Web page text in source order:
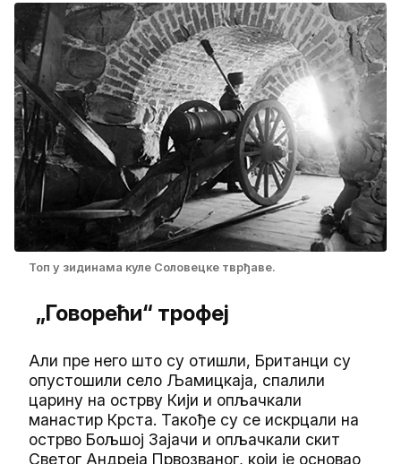
Топ у зидинама куле Соловецке тврђаве.
„Говорећи“ трофеј
Али пре него што су отишли, Британци су
опустошили село Љамицкаја, спалили
царину на острву Кији и опљачкали
манастир Крста. Такође су се искрцали на
острво Бољшој Зајачи и опљачкали скит
Светог Андреја Првозваног, који је основао